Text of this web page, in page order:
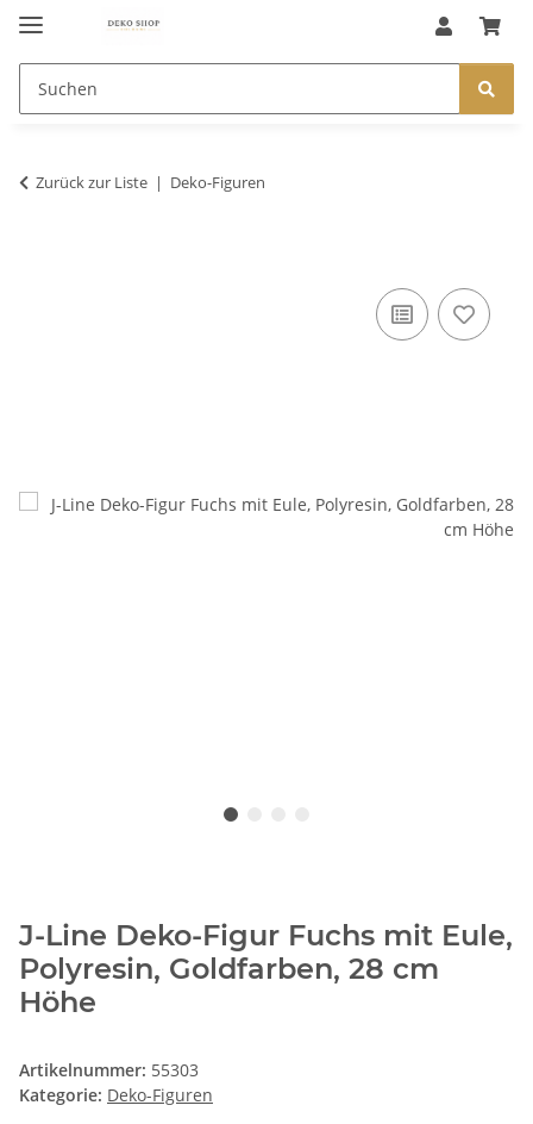
Zurück zur Liste Deko-Figuren
J-Line Deko-Figur Fuchs mit Eule,
Polyresin, Goldfarben, 28 cm
Höhe
Artikelnummer: 55303
Kategorie: Deko-Figuren